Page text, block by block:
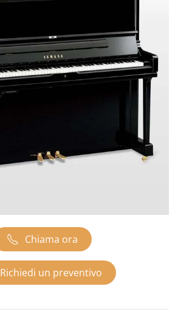
Chiama ora
Richiedi un preventivo